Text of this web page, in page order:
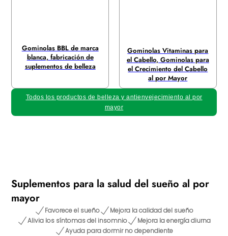
Gominolas BBL de marca
blanca, fabricación de
suplementos de belleza
Gominolas Vitaminas para
el Cabello, Gominolas para
el Crecimiento del Cabello
al por Mayor
Todos los productos de belleza y antienvejecimiento al por
mayor
Suplementos para la salud del sueño al por
mayor
Favorece el sueño
Mejora la calidad del sueño
Alivia los síntomas del insomnio
Mejora la energía diurna
Ayuda para dormir no dependiente